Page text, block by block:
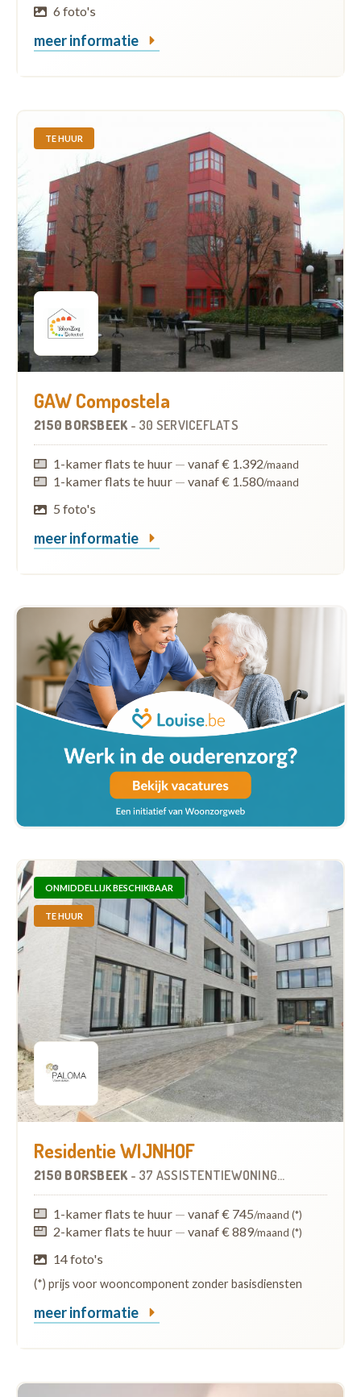
6 foto's
meer informatie
TE HUUR
GAW Compostela
2150 BORSBEEK - 30 SERVICEFLATS
1-kamer flats te huur — vanaf € 1.392/maand
1-kamer flats te huur — vanaf € 1.580/maand
5 foto's
meer informatie
ONMIDDELLIJK BESCHIKBAAR
TE HUUR
Residentie WIJNHOF
2150 BORSBEEK - 37 ASSISTENTIEWONINGEN
1-kamer flats te huur — vanaf € 745/maand (*)
2-kamer flats te huur — vanaf € 889/maand (*)
14 foto's
(*) prijs voor wooncomponent zonder basisdiensten
meer informatie